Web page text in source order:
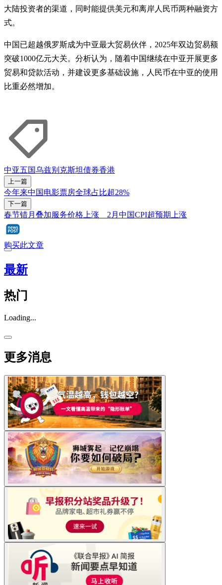
大陆投资者的渠道，同时能提供美元和离岸人民币两种融资方
式。
中国已超越俄罗斯成为中亚最大贸易伙伴，2025年双边贸易额
突破1000亿元大关。分析认为，随着中国继续在中亚开展更多
贸易和贷款活动，并建设更多基础设施，人民币在中亚的使用
比重必然增加。
中亚五国乌兹别克斯坦债券香港
上一篇
今年来中国电影票房全球占比超28%
下一篇
春节错月叠加服务价格上涨 2月中国CPI超预期上涨
购买此文章
最新
热门
Loading...
更多消息